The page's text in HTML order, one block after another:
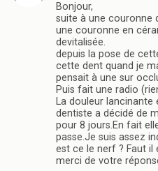
Bonjour,
suite à une couronne
une couronne en
devitalisée.
depuis la pose de
cette dent quand je
pensait à une sur
Puis fait une radio
La douleur
dentiste a décidé de
pour 8 jours.En fait
passe.Je suis assez
est ce le nerf ? Faut il
merci de votre